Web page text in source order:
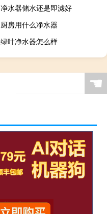
净水器储水还是即滤好
厨房用什么净水器
绿叶净水器怎么样
☚